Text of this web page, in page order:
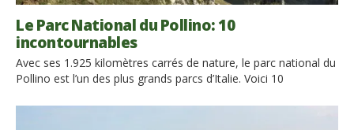
Le Parc National du Pollino: 10
incontournables
Avec ses 1.925 kilomètres carrés de nature, le parc national du
Pollino est l’un des plus grands parcs d’Italie. Voici 10
qui méritent d’être découverts. Le parc national du Pollino